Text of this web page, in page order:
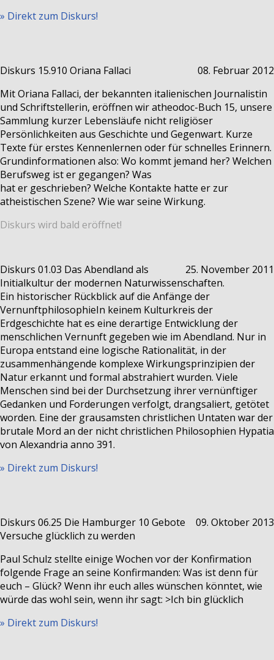
» Direkt zum Diskurs!
Diskurs 15.910 08. Februar 2012
Oriana Fallaci
Mit Oriana Fallaci, der bekannten italienischen Journalistin
und Schriftstellerin, eröffnen wir atheodoc-Buch 15, unsere
Sammlung kurzer Lebensläufe nicht religiöser
Persönlichkeiten aus Geschichte und Gegenwart. Kurze
Texte für erstes Kennenlernen oder für schnelles Erinnern.
Grundinformationen also: Wo kommt jemand her? Welchen
Berufsweg ist er gegangen? Was
hat er geschrieben? Welche Kontakte hatte er zur
atheistischen Szene? Wie war seine Wirkung.
Diskurs wird bald eröffnet!
Diskurs 01.03 25. November 2011
Das Abendland als
Initialkultur der modernen Naturwissenschaften.
Ein historischer Rückblick auf die Anfänge der
VernunftphilosophieIn keinem Kulturkreis der
Erdgeschichte hat es eine derartige Entwicklung der
menschlichen Vernunft gegeben wie im Abendland. Nur in
Europa entstand eine logische Rationalität, in der
zusammenhängende komplexe Wirkungsprinzipien der
Natur erkannt und formal abstrahiert wurden. Viele
Menschen sind bei der Durchsetzung ihrer vernünftiger
Gedanken und Forderungen verfolgt, drangsaliert, getötet
worden. Eine der grausamsten christlichen Untaten war der
brutale Mord an der nicht christlichen Philosophien Hypatia
von Alexandria anno 391.
» Direkt zum Diskurs!
Diskurs 06.25 09. Oktober 2013
Die Hamburger 10 Gebote
Versuche glücklich zu werden
Paul Schulz stellte einige Wochen vor der Konfirmation
folgende Frage an seine Konfirmanden: Was ist denn für
euch – Glück? Wenn ihr euch alles wünschen könntet, wie
würde das wohl sein, wenn ihr sagt: >Ich bin glücklich
» Direkt zum Diskurs!